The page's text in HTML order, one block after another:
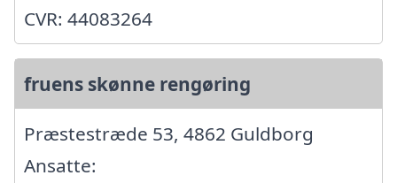
CVR: 44083264
fruens skønne rengøring
Præstestræde 53, 4862 Guldborg
Ansatte: